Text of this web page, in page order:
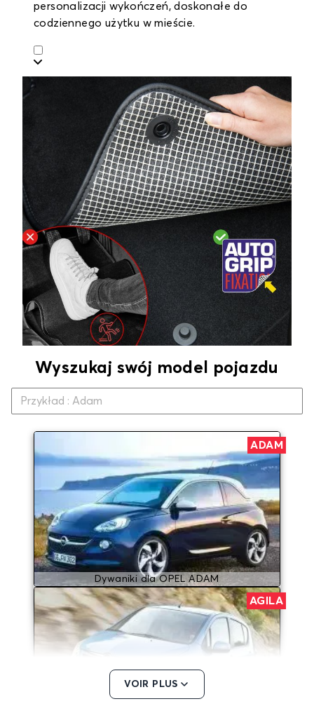
personalizacji wykończeń, doskonałe do
codziennego użytku w mieście.
Wyszukaj swój model pojazdu
ADAM
Dywaniki dla OPEL ADAM
AGILA
VOIR PLUS